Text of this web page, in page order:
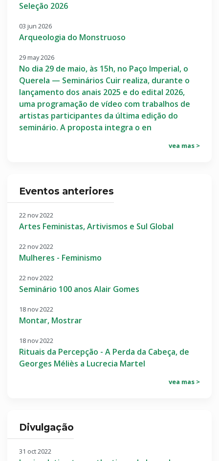
Seleção 2026
03 jun 2026
Arqueologia do Monstruoso
29 may 2026
No dia 29 de maio, às 15h, no Paço Imperial, o
Querela — Seminários Cuir realiza, durante o
lançamento dos anais 2025 e do edital 2026,
uma programação de vídeo com trabalhos de
artistas participantes da última edição do
seminário. A proposta integra o en
vea mas >
Eventos anteriores
22 nov 2022
Artes Feministas, Artivismos e Sul Global
22 nov 2022
Mulheres - Feminismo
22 nov 2022
Seminário 100 anos Alair Gomes
18 nov 2022
Montar, Mostrar
18 nov 2022
Rituais da Percepção - A Perda da Cabeça, de
Georges Méliès a Lucrecia Martel
vea mas >
Divulgação
31 oct 2022